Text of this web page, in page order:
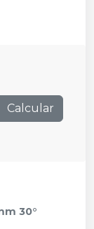
Calcular
30°